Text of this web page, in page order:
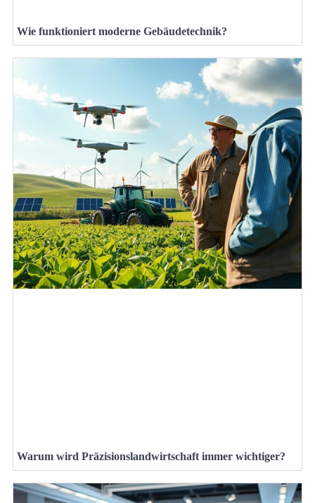
Wie funktioniert moderne Gebäudetechnik?
Warum wird Präzisionslandwirtschaft immer wichtiger?